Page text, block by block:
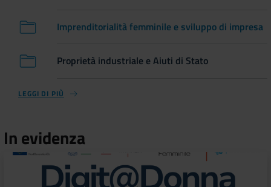
Imprenditorialità femminile e sviluppo di impresa
Proprietà industriale e Aiuti di Stato
LEGGI DI PIÙ
In evidenza